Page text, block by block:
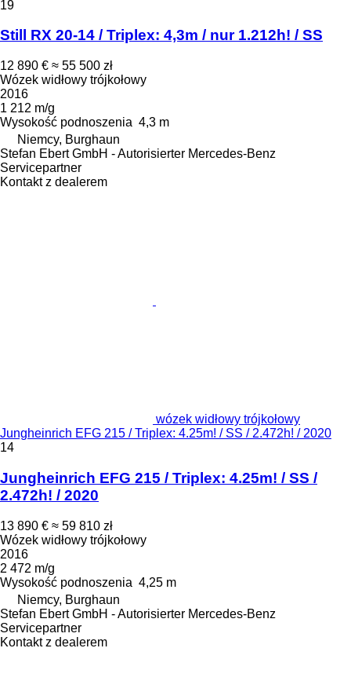
19
Still RX 20-14 / Triplex: 4,3m / nur 1.212h! / SS
12 890 € ≈ 55 500 zł
Wózek widłowy trójkołowy
2016
1 212 m/g
Wysokość podnoszenia 4,3 m
Niemcy, Burghaun
Stefan Ebert GmbH - Autorisierter Mercedes-Benz
Servicepartner
Kontakt z dealerem
wózek widłowy trójkołowy
Jungheinrich EFG 215 / Triplex: 4.25m! / SS / 2.472h! / 2020
14
Jungheinrich EFG 215 / Triplex: 4.25m! / SS /
2.472h! / 2020
13 890 € ≈ 59 810 zł
Wózek widłowy trójkołowy
2016
2 472 m/g
Wysokość podnoszenia 4,25 m
Niemcy, Burghaun
Stefan Ebert GmbH - Autorisierter Mercedes-Benz
Servicepartner
Kontakt z dealerem